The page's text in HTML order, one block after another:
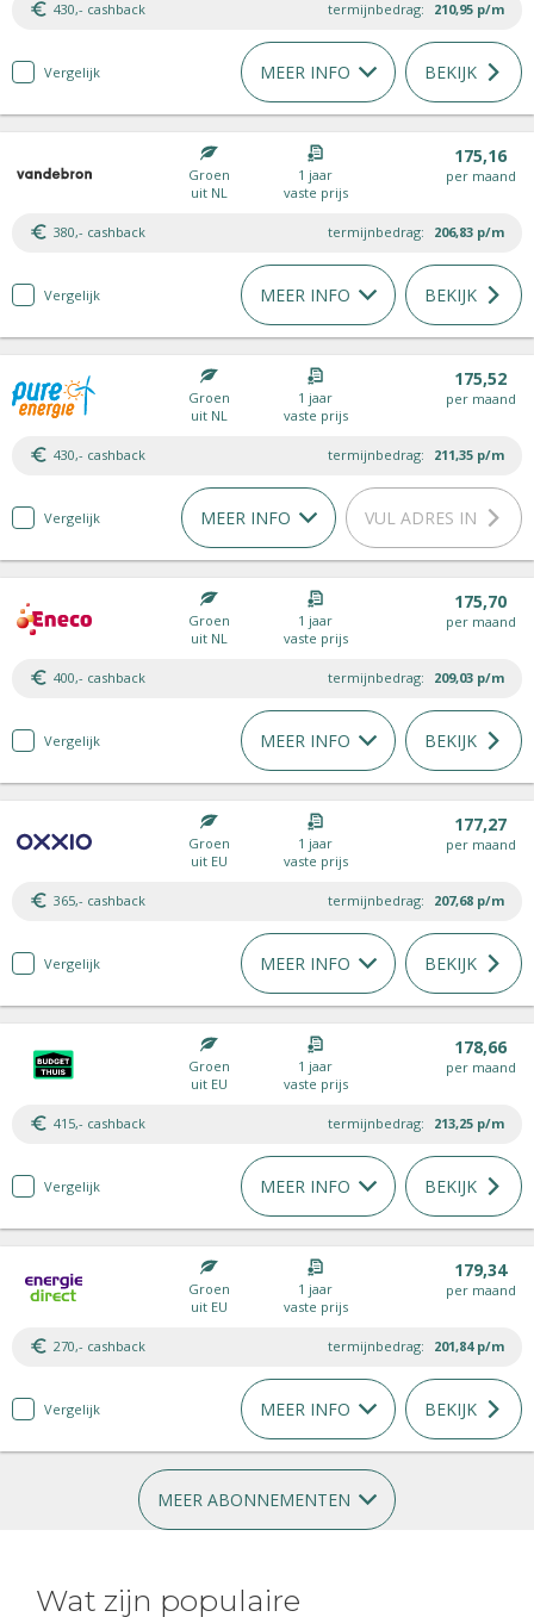
430,- cashback termijnbedrag: 210,95 p/m
Vergelijk MEER INFO BEKIJK
Groen
uit NL
1 jaar
vaste prijs
175,16
per maand
380,- cashback termijnbedrag: 206,83 p/m
Vergelijk MEER INFO BEKIJK
Groen
uit NL
1 jaar
vaste prijs
175,52
per maand
430,- cashback termijnbedrag: 211,35 p/m
Vergelijk MEER INFO VUL ADRES IN
Groen
uit NL
1 jaar
vaste prijs
175,70
per maand
400,- cashback termijnbedrag: 209,03 p/m
Vergelijk MEER INFO BEKIJK
Groen
uit EU
1 jaar
vaste prijs
177,27
per maand
365,- cashback termijnbedrag: 207,68 p/m
Vergelijk MEER INFO BEKIJK
Groen
uit EU
1 jaar
vaste prijs
178,66
per maand
415,- cashback termijnbedrag: 213,25 p/m
Vergelijk MEER INFO BEKIJK
Groen
uit EU
1 jaar
vaste prijs
179,34
per maand
270,- cashback termijnbedrag: 201,84 p/m
Vergelijk MEER INFO BEKIJK
MEER ABONNEMENTEN
Wat zijn populaire